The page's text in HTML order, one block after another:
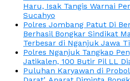
Haru, Isak Tangis Warnai
Sucahyo
Polres Jombang Patut Di
Berhasil Bongkar Sindikat
Terbesar di Nganjuk Jawa
Polres Nganjuk Tangkap
Jatikalen, 100 Butir Pil LL
Puluhan Karyawan di